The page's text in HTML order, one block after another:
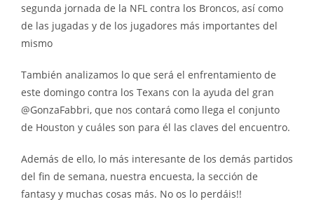
segunda jornada de la NFL contra los Broncos, así como
de las jugadas y de los jugadores más importantes del
mismo
También analizamos lo que será el enfrentamiento de
este domingo contra los Texans con la ayuda del gran
@GonzaFabbri, que nos contará como llega el conjunto
de Houston y cuáles son para él las claves del encuentro.
Además de ello, lo más interesante de los demás partidos
del fin de semana, nuestra encuesta, la sección de
fantasy y muchas cosas más. No os lo perdáis!!